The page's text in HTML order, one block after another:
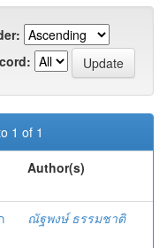
1 of 1
Author(s)
ณัฐพงษ์ ธรรมชาติ